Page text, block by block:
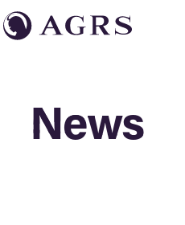
News
News